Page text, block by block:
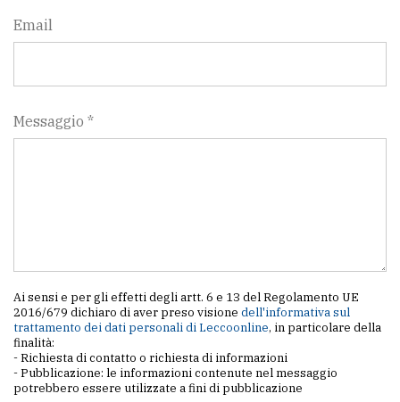
Email
Messaggio *
Ai sensi e per gli effetti degli artt. 6 e 13 del Regolamento UE
2016/679 dichiaro di aver preso visione dell'informativa sul
trattamento dei dati personali di Leccoonline, in particolare della
finalità:
- Richiesta di contatto o richiesta di informazioni
- Pubblicazione: le informazioni contenute nel messaggio
potrebbero essere utilizzate a fini di pubblicazione